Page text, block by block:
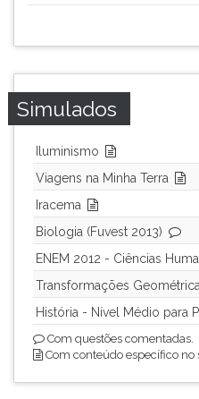
Simulados
Iluminismo
Viagens na Minha Terra
Iracema
Biologia (Fuvest 2013)
ENEM 2012 - Ciências
Transformações
História - Nível Médio para
Com questões comentadas.
Com conteúdo específico no